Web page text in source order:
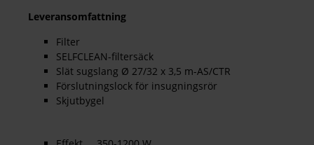
Leveransomfattning
Filter
SELFCLEAN-filtersäck
Slät sugslang Ø 27/32 x 3,5 m-AS/CTR
Förslutningslock för insugningsrör
Skjutbygel